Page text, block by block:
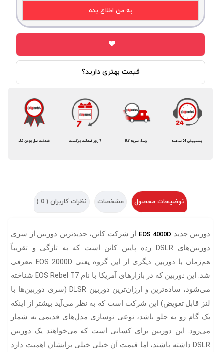
به من اطلاع بده
قیمت بهتری دارید؟
ضمانت اصل بودن کالا 7 روز ضمانت بازگشت ارسال سریع کالا پشتیبانی 24 ساعته
توضیحات محصول مشخصات نظرات کاربران ( 0
)
دوربین جدید EOS 4000D از شرکت کانن، جدیدترین دوربین از سری
دوربین‌های DSLR رده پایین کانن است که به تازگی و تقریباً
هم‌زمان با دوربین دیگری از این گروه یعنی EOS 2000D معرفی
شد. این دوربین که در بازارهای آمریکا با نام EOS Rebel T7 شناخته
می‌شود، ساده‌ترین و ارزان‌ترین دوربین DLSR (سری دوربین‌ها با
لنز قابل تعویض) این شرکت است که به نظر می‌آید بیشتر از اینکه
یک گام رو به جلو باشد، نوعی نوسازی مدل‌های قدیمی به شمار
می‌رود. این دوربین برای کسانی است که می‌خواهند یک دوربین
DSLR داشته باشند، اما قیمت آن خیلی خیلی برایشان اهمیت دارد